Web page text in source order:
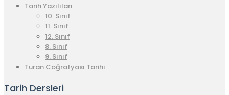
Tarih Yazılıları
10. Sınıf
11. Sınıf
12. Sınıf
8. Sınıf
9. Sınıf
Turan Coğrafyası Tarihi
Tarih Dersleri